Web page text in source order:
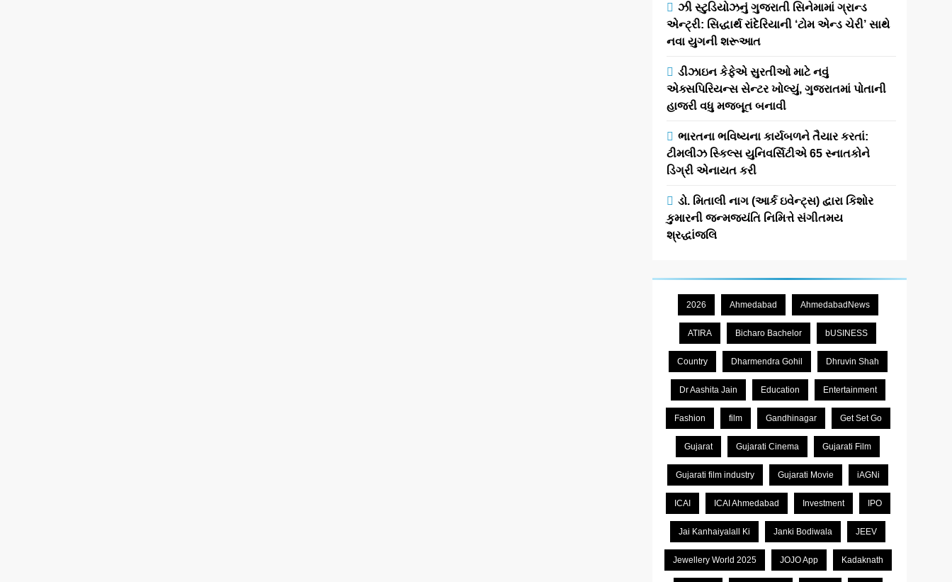
ઝી સ્ટુડિયોઝનું ગુજરાતી સિનેમામાં ગ્રાન્ડ
એન્ટ્રી: સિદ્ધાર્થ રાંદેરિયાની ‘ટોમ એન્ડ ચેરી’ સાથે
નવા યુગની શરૂઆત
ડીઝાઇન કેફેએ સુરતીઓ માટે નવું
એક્સપિરિયન્સ સેન્ટર ખોલ્યું, ગુજરાતમાં પોતાની
હાજરી વધુ મજબૂત બનાવી
ભારતના ભવિષ્યના કાર્યબળને તૈયાર કરતાં:
ટીમલીઝ સ્કિલ્સ યુનિવર્સિટીએ 65 સ્નાતકોને
ડિગ્રી એનાયત કરી
ડો. મિતાલી નાગ (આર્ક ઇવેન્ટ્સ) દ્વારા કિશોર
કુમારની જન્મજયંતિ નિમિત્તે સંગીતમય
શ્રદ્ધાંજલિ
2026 Ahmedabad AhmedabadNews
ATIRA Bicharo Bachelor bUSINESS
Country Dharmendra Gohil Dhruvin Shah
Dr Aashita Jain Education Entertainment
Fashion film Gandhinagar Get Set Go
Gujarat Gujarati Cinema Gujarati Film
Gujarati film industry Gujarati Movie iAGNi
ICAI ICAI Ahmedabad Investment IPO
Jai Kanhaiyalall Ki Janki Bodiwala JEEV
Jewellery World 2025 JOJO App Kadaknath